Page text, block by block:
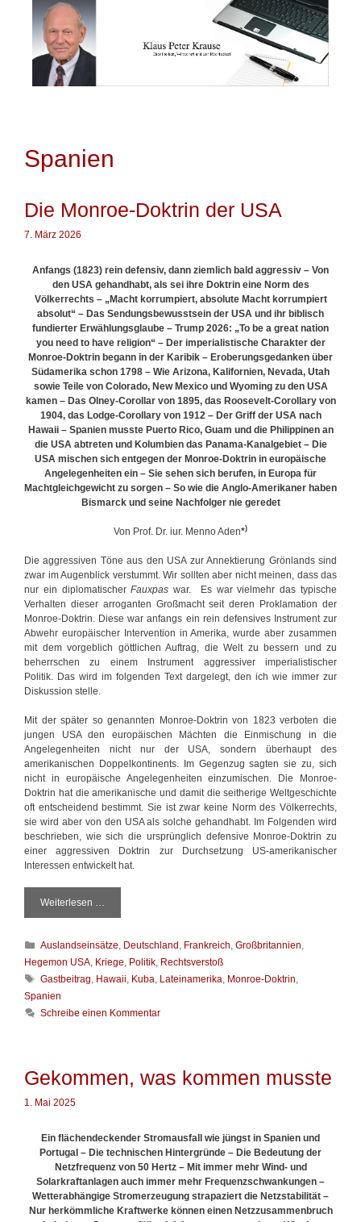
Spanien
Die Monroe-Doktrin der USA
7. März 2026
Anfangs (1823) rein defensiv, dann ziemlich bald aggressiv – Von
den USA gehandhabt, als sei ihre Doktrin eine Norm des
Völkerrechts – „Macht korrumpiert, absolute Macht korrumpiert
absolut“ – Das Sendungsbewusstsein der USA und ihr biblisch
fundierter Erwählungsglaube – Trump 2026: „To be a great nation
you need to have religion“ – Der imperialistische Charakter der
Monroe-Doktrin begann in der Karibik – Eroberungsgedanken über
Südamerika schon 1798 – Wie Arizona, Kalifornien, Nevada, Utah
sowie Teile von Colorado, New Mexico und Wyoming zu den USA
kamen – Das Olney-Corollar von 1895, das Roosevelt-Corollary von
1904, das Lodge-Corollary von 1912 – Der Griff der USA nach
Hawaii – Spanien musste Puerto Rico, Guam und die Philippinen an
die USA abtreten und Kolumbien das Panama-Kanalgebiet – Die
USA mischen sich entgegen der Monroe-Doktrin in europäische
Angelegenheiten ein – Sie sehen sich berufen, in Europa für
Machtgleichgewicht zu sorgen – So wie die Anglo-Amerikaner haben
Bismarck und seine Nachfolger nie geredet
Von Prof. Dr. iur. Menno Aden*)
Die aggressiven Töne aus den USA zur Annektierung Grönlands sind
zwar im Augenblick verstummt. Wir sollten aber nicht meinen, dass das
nur ein diplomatischerFauxpaswar. Es war vielmehr das typische
Verhalten dieser arroganten Großmacht seit deren Proklamation der
Monroe-Doktrin. Diese war anfangs ein rein defensives Instrument zur
Abwehr europäischer Intervention in Amerika, wurde aber zusammen
mit dem vorgeblich göttlichen Auftrag, die Welt zu bessern und zu
beherrschen zu einem Instrument aggressiver imperialistischer
Politik. Das wird im folgenden Text dargelegt, den ich wie immer zur
Diskussion stelle.
Mit der später so genannten Monroe-Doktrin von 1823 verboten die
jungen USA den europäischen Mächten die Einmischung in die
Angelegenheiten nicht nur der USA, sondern überhaupt des
amerikanischen Doppelkontinents. Im Gegenzug sagten sie zu, sich
nicht in europäische Angelegenheiten einzumischen. Die Monroe-
Doktrin hat die amerikanische und damit die seitherige Weltgeschichte
oft entscheidend bestimmt. Sie ist zwar keine Norm des Völkerrechts,
sie wird aber von den USA als solche gehandhabt. Im Folgenden wird
beschrieben, wie sich die ursprünglich defensive Monroe-Doktrin zu
einer aggressiven Doktrin zur Durchsetzung US-amerikanischer
Interessen entwickelt hat.
Weiterlesen …
i
M
o
n
e
k
n
d
e
r
U
S
K
a
t
g
o
n
Auslandseinsätze, Deutschland , Frankreich,Großbritannien,
Hegemon USA, Kriege, Politik, Rechtsverstoß
S
c
h
ö
t
r
Gastbeitrag, Hawaii, Kuba, Lateinamerika, Monroe-Doktrin,
Spanien
Schreibe einen Kommentar
Gekommen, was kommen musste
1. Mai 2025
Ein flächendeckender Stromausfall wie jüngst in Spanien und
Portugal – Die technischen Hintergründe – Die Bedeutung der
Netzfrequenz von 50 Hertz – Mit immer mehr Wind- und
Solarkraftanlagen auch immer mehr Frequenzschwankungen –
Wetterabhängige Stromerzeugung strapaziert die Netzstabilität –
Nur herkömmliche Kraftwerke können einen Netzzusammenbruch